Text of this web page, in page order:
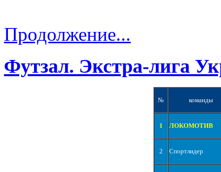
Продолжение...
Футзал. Экстра-лига
№ команды
1 ЛОКОМОТИВ
2 Спортлидер